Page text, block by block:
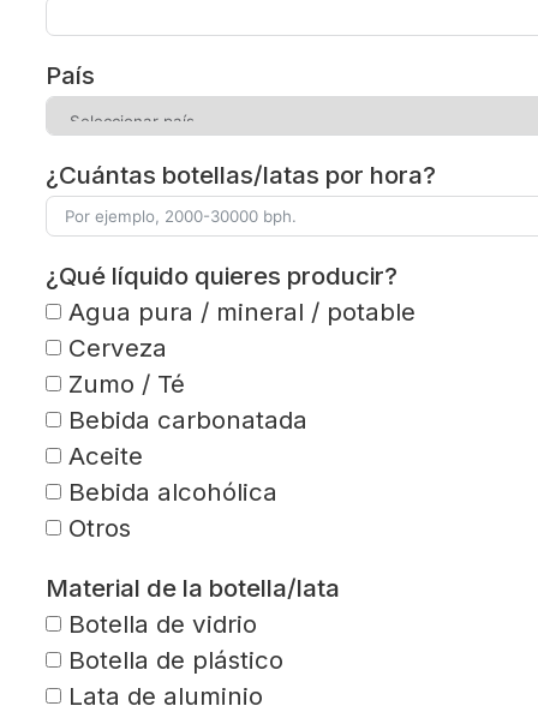
País
¿Cuántas botellas/latas por hora?
¿Qué líquido quieres producir?
Agua pura / mineral / potable
Cerveza
Zumo / Té
Bebida carbonatada
Aceite
Bebida alcohólica
Otros
Material de la botella/lata
Botella de vidrio
Botella de plástico
Lata de aluminio